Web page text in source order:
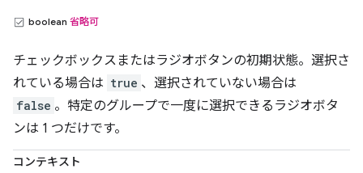
boolean 省略可
チェックボックスまたはラジオボタンの初期状態。選択さ
れている場合は true 、選択されていない場合は
false 。特定のグループで一度に選択できるラジオボタ
ンは 1 つだけです。
コンテキスト